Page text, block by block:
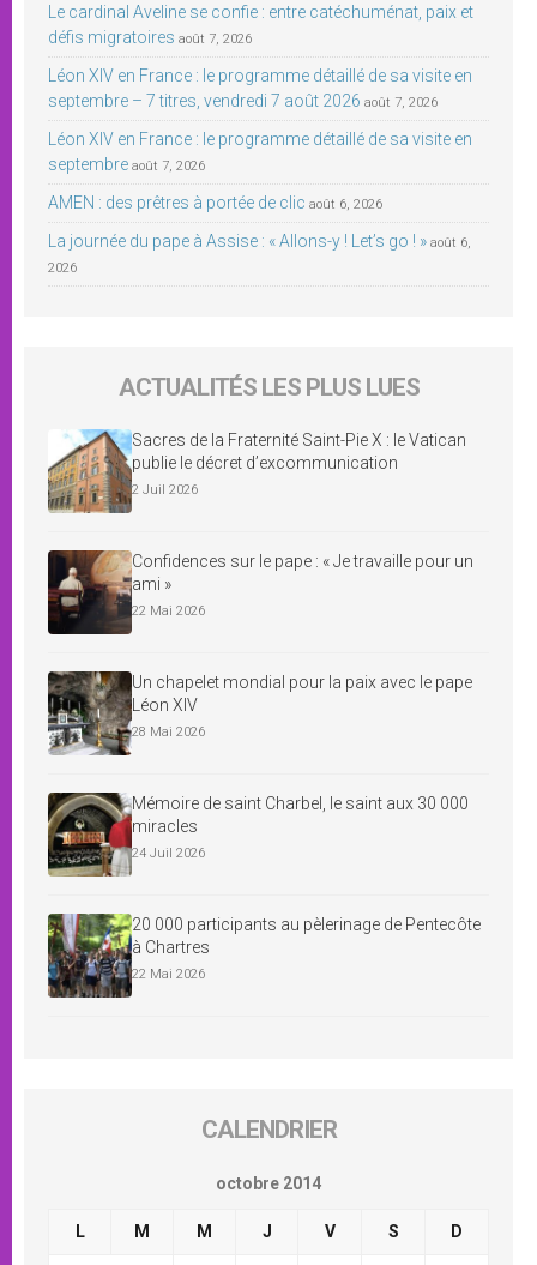
Le cardinal Aveline se confie : entre catéchuménat, paix et
défis migratoires août 7, 2026
Léon XIV en France : le programme détaillé de sa visite en
septembre – 7 titres, vendredi 7 août 2026 août 7, 2026
Léon XIV en France : le programme détaillé de sa visite en
septembre août 7, 2026
AMEN : des prêtres à portée de clic août 6, 2026
La journée du pape à Assise : « Allons-y ! Let’s go ! » août 6,
2026
ACTUALITÉS LES PLUS LUES
Sacres de la Fraternité Saint-Pie X : le Vatican
publie le décret d’excommunication
2 Juil 2026
Confidences sur le pape : « Je travaille pour un
ami »
22 Mai 2026
Un chapelet mondial pour la paix avec le pape
Léon XIV
28 Mai 2026
Mémoire de saint Charbel, le saint aux 30 000
miracles
24 Juil 2026
20 000 participants au pèlerinage de Pentecôte
à Chartres
22 Mai 2026
CALENDRIER
octobre 2014
L M M J V S D